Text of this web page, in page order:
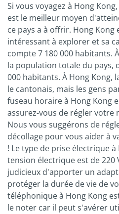
Si vous voyagez à Hong
est le meilleur moyen
ce pays a à offrir. Hong Kong
intéressant à explorer et sa
compte 7 180 000 habitants.
la population totale du pays,
000 habitants. À Hong Kong,
le cantonais, mais les gens
fuseau horaire à Hong Kong
assurez-vous de régler votre
Nous vous suggérons de
décollage pour vous aider à
! Le type de prise électrique à
tension électrique est de 220
judicieux d'apporter un
protéger la durée de vie de
téléphonique à Hong Kong
le noter car il peut s'avérer